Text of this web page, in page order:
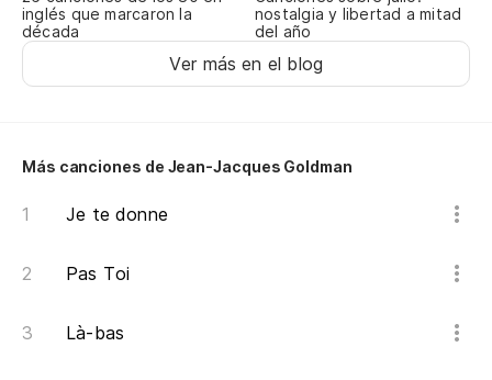
inglés que marcaron la
década
nostalgia y libertad a mitad
del año
Ver más en el blog
Más canciones de Jean-Jacques Goldman
Je te donne
Pas Toi
Là-bas